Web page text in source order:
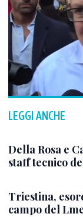
LEGGI ANCHE
Della Rosa e
staff tecnico
Triestina,
campo del